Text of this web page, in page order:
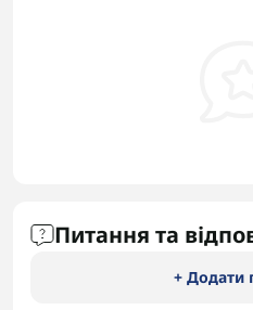
Питання та
+ Додати